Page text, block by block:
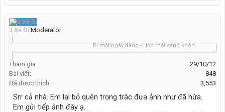
3 Xệ Đí Moderator
Đi một ngày đàng - Học một sàng khôn.
Tham gia:
29/10/12
Bài viết:
848
Đã được thích:
3,553
Srr cả nhà. Em lại bỏ quên trọng trác đưa ảnh như đã hứa.
Em gửi tiếp ảnh đây ạ.